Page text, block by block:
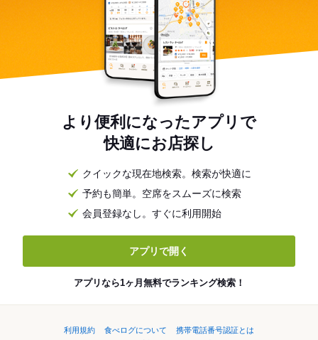
より便利になったアプリで
快適にお店探し
クイックな現在地検索。検索が快適に
予約も簡単。空席をスムーズに検索
会員登録なし。すぐに利用開始
アプリで開く
アプリなら1ヶ月無料でランキング検索！
利用規約 食べログについて
携帯電話番号認証とは